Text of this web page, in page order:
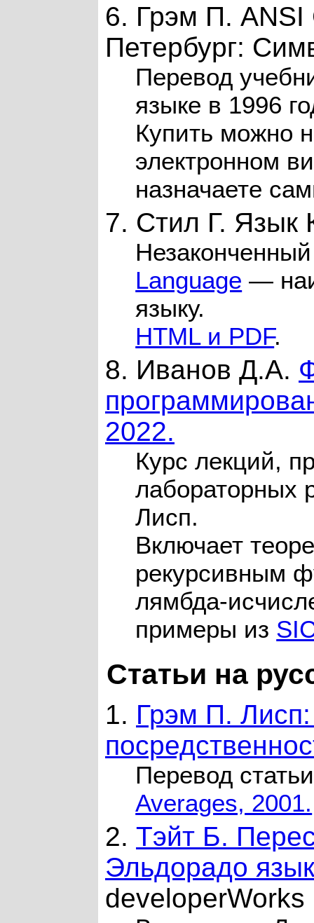
6. Грэм П. ANSI
Петербург:
Перевод
языке в 1996
Купить можно
электронном
назначаете
7. Стил Г. Язык
Language —
языку.
HTML и PDF.
8. Иванов Д.А.
2022.
Курс лекций,
лабораторных
Лисп.
Включает
рекурсивным
лямбда-
примеры из
Статьи на
1. Грэм П.
Перевод
Averages, 2001.
2. Тэйт Б.
Эльдорадо